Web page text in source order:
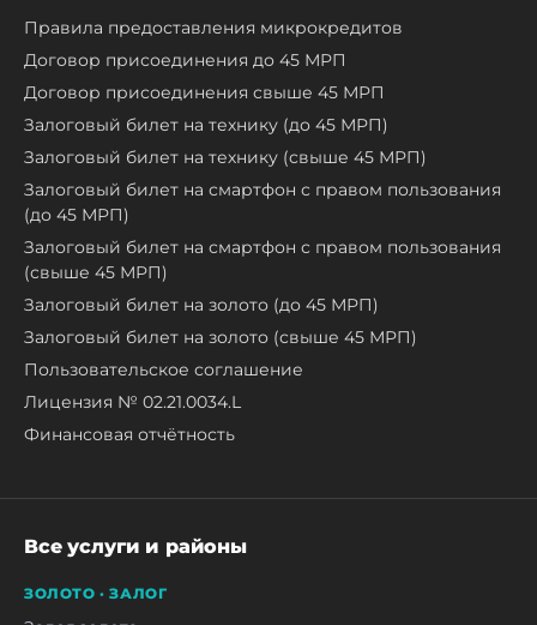
Правила предоставления микрокредитов
Договор присоединения до 45 МРП
Договор присоединения свыше 45 МРП
Залоговый билет на технику (до 45 МРП)
Залоговый билет на технику (свыше 45 МРП)
Залоговый билет на смартфон с правом пользования
(до 45 МРП)
Залоговый билет на смартфон с правом пользования
(свыше 45 МРП)
Залоговый билет на золото (до 45 МРП)
Залоговый билет на золото (свыше 45 МРП)
Пользовательское соглашение
Лицензия № 02.21.0034.L
Финансовая отчётность
Все услуги и районы
ЗОЛОТО · ЗАЛОГ